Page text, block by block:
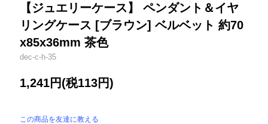
【ジュエリーケース】 ペンダント＆イヤ
リングケース [ブラウン] ベルベット 約70
x85x36mm 茶色
dec-c-h-35
1,241円(税113円)
この商品を友達に教える